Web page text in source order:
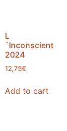
L
´Inconscient
2024
12,75€
Add to cart